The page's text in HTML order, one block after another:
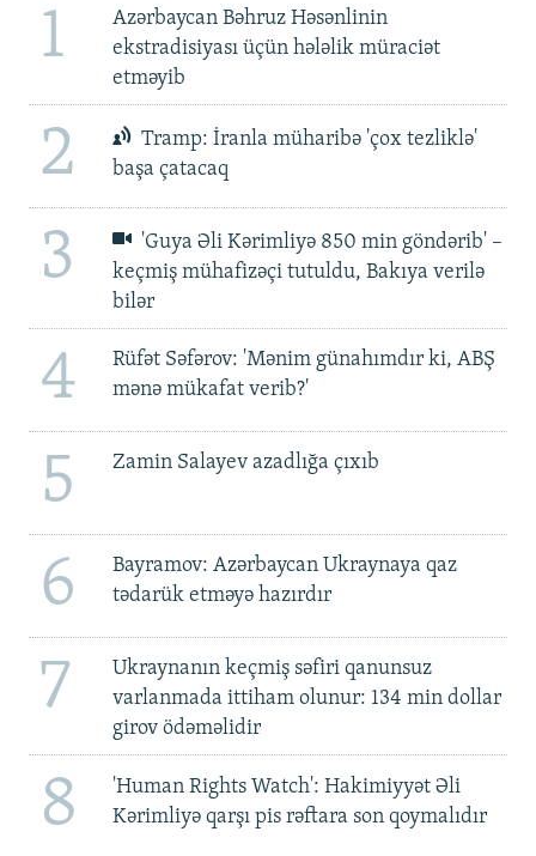
1
Azərbaycan Bəhruz Həsənlinin
ekstradisiyası üçün hələlik müraciət
etməyib
2
Tramp: İranla müharibə 'çox tezliklə'
başa çatacaq
3
'Guya Əli Kərimliyə 850 min göndərib' –
keçmiş mühafizəçi tutuldu, Bakıya verilə
bilər
4
Rüfət Səfərov: 'Mənim günahımdır ki, ABŞ
mənə mükafat verib?'
5 Zamin Salayev azadlığa çıxıb
6
Bayramov: Azərbaycan Ukraynaya qaz
tədarük etməyə hazırdır
7
Ukraynanın keçmiş səfiri qanunsuz
varlanmada ittiham olunur: 134 min dollar
girov ödəməlidir
8
'Human Rights Watch': Hakimiyyət Əli
Kərimliyə qarşı pis rəftara son qoymalıdır